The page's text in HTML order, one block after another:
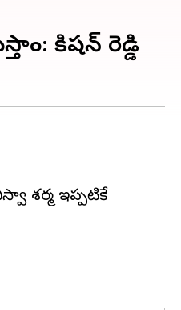
కిషన్ రెడ్డి
శర్మ ఇప్పటికే